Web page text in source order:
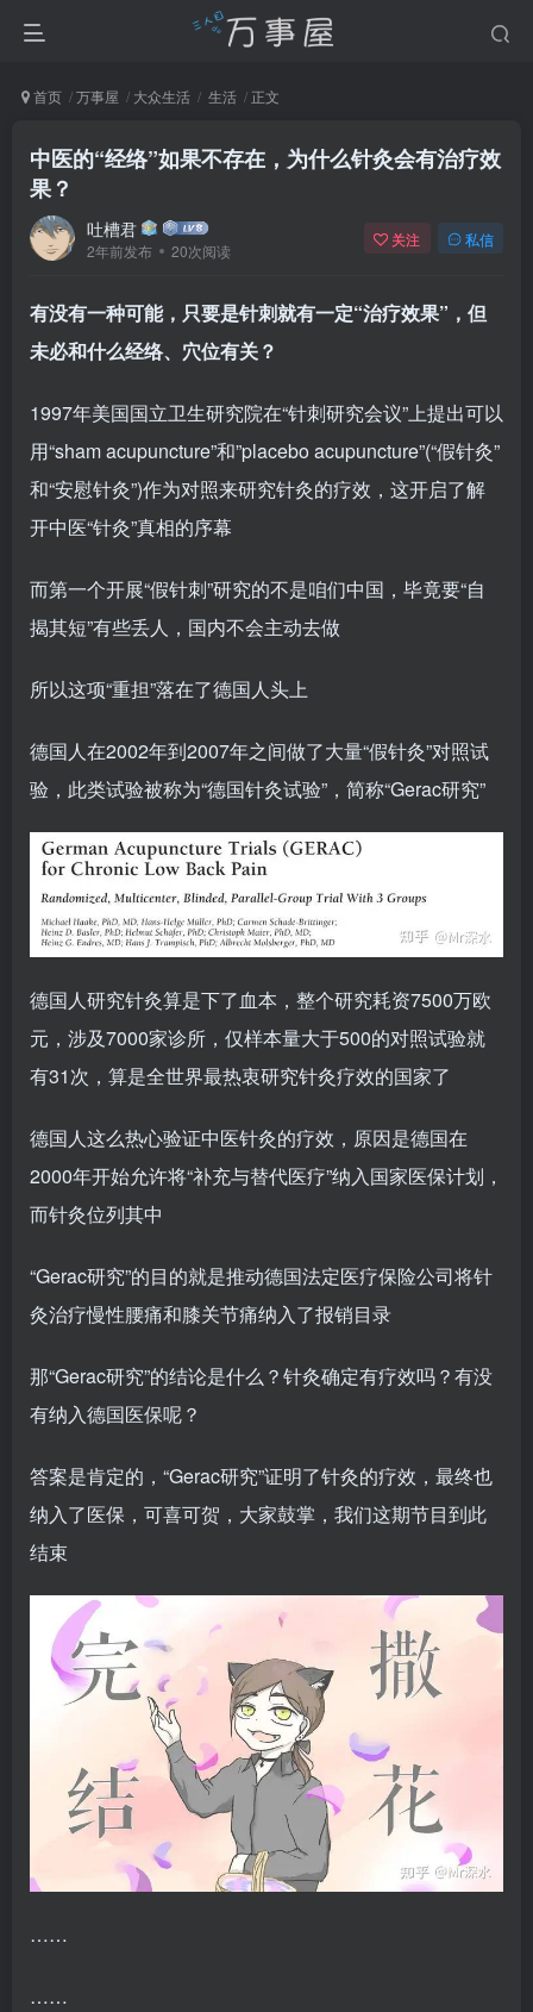
首页 万事屋 大众生活 生活 正文
中医的“经络”如果不存在，为什么针灸会有治疗效
果？
吐槽君
2年前发布 20次阅读
关注 私信
有没有一种可能，只要是针刺就有一定“治疗效果”，但
未必和什么经络、穴位有关？
1997年美国国立卫生研究院在“针刺研究会议”上提出可以
用“sham acupuncture”和”placebo acupuncture”(“假针灸”
和“安慰针灸”)作为对照来研究针灸的疗效，这开启了解
开中医“针灸”真相的序幕
而第一个开展“假针刺”研究的不是咱们中国，毕竟要“自
揭其短”有些丢人，国内不会主动去做
所以这项“重担”落在了德国人头上
德国人在2002年到2007年之间做了大量“假针灸”对照试
验，此类试验被称为“德国针灸试验”，简称“Gerac研究”
德国人研究针灸算是下了血本，整个研究耗资7500万欧
元，涉及7000家诊所，仅样本量大于500的对照试验就
有31次，算是全世界最热衷研究针灸疗效的国家了
德国人这么热心验证中医针灸的疗效，原因是德国在
2000年开始允许将“补充与替代医疗”纳入国家医保计划，
而针灸位列其中
“Gerac研究”的目的就是推动德国法定医疗保险公司将针
灸治疗慢性腰痛和膝关节痛纳入了报销目录
那“Gerac研究”的结论是什么？针灸确定有疗效吗？有没
有纳入德国医保呢？
答案是肯定的，“Gerac研究”证明了针灸的疗效，最终也
纳入了医保，可喜可贺，大家鼓掌，我们这期节目到此
结束
……
……